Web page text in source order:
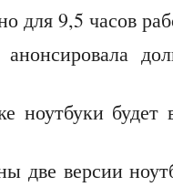
для 9,5 часов
анонсировала
ноутбуки будет
две версии